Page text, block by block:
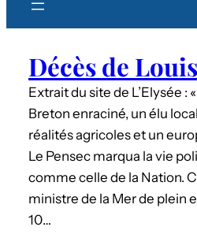
h
Décès de
Extrait du site de L’Elysée :
Breton enraciné, un élu
réalités agricoles et un
Le Pensec marqua la vie
comme celle de la Nation.
ministre de la Mer de plein
10…